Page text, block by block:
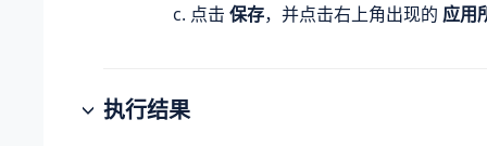
点击 保存，并点击右上角出现的 应用
执行结果